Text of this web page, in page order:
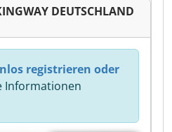
DEUTSCHLAND
registrieren oder
Informationen